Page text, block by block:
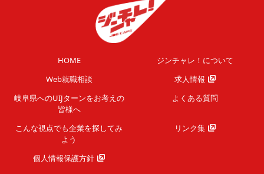
HOME
ジンチャレ！について
Web就職相談
求人情報
岐阜県へのUIJターンをお考えの
皆様へ
よくある質問
こんな視点でも企業を探してみ
よう
リンク集
個人情報保護方針